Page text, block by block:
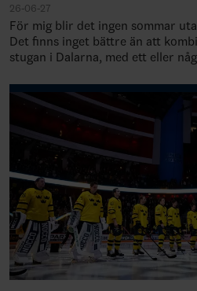
26-06-27
För mig blir det ingen sommar
Det finns inget bättre än att
stugan i Dalarna, med ett eller